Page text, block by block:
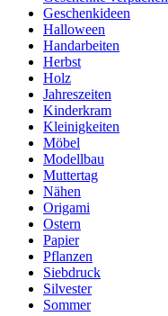
Geschenkideen
Halloween
Handarbeiten
Herbst
Holz
Jahreszeiten
Kinderkram
Kleinigkeiten
Möbel
Modellbau
Muttertag
Nähen
Origami
Ostern
Papier
Pflanzen
Siebdruck
Silvester
Sommer